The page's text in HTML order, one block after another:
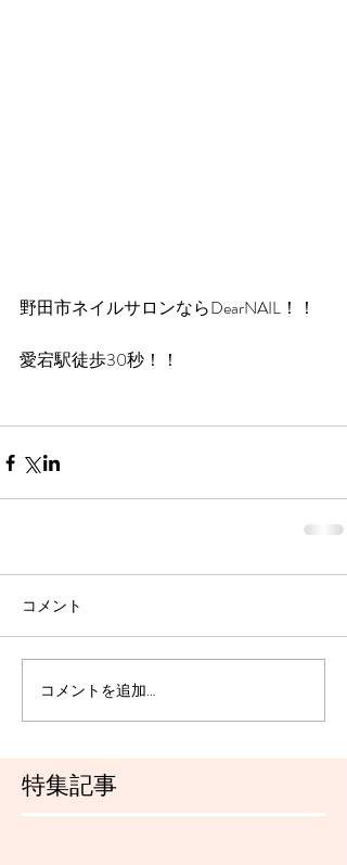
特集記事
野田市ネイルサロンならDearNAIL！！
愛宕駅徒歩30秒！！
コメント
コメントを追加…